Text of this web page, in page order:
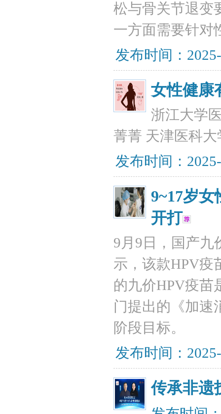
松与骨关节退变
一方面需要针对
发布时间：
女性健康
浙江大学
菁菁 天津医科
发布时间：
9~17岁
开打
9月9日，国产九
示，该款HPV疫
的九价HPV疫苗
门提出的《加速
阶段目标。
发布时间：
传承非遗